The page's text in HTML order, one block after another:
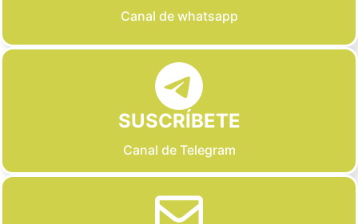
Canal de whatsapp
SUSCRÍBETE
Canal de Telegram